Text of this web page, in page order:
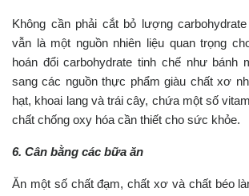
Không cần phải cắt bỏ lượng
vẫn là một nguồn nhiên liệu quan trọng
hoán đổi carbohydrate tinh chế như bánh
sang các nguồn thực phẩm giàu chất xơ
hạt, khoai lang và trái cây, chứa một số
chất chống oxy hóa cần thiết cho sức khỏe.
6. Cân bằng các bữa ăn
Ăn một số chất đạm, chất xơ và chất béo